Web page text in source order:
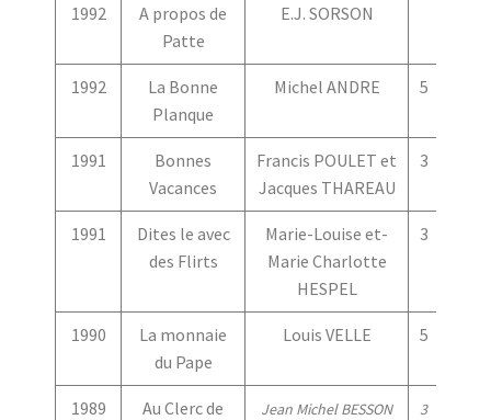
1992
A propos de
Patte
E.J. SORSON
1992
La Bonne
Planque
Michel ANDRE 5
1991
Bonnes
Vacances
Francis POULET et
Jacques THAREAU
3
1991
Dites le avec
des Flirts
Marie-Louise et-
Marie Charlotte
HESPEL
3
1990
La monnaie
du Pape
Louis VELLE 5
1989
Au Clerc de
Jean Michel BESSON 3